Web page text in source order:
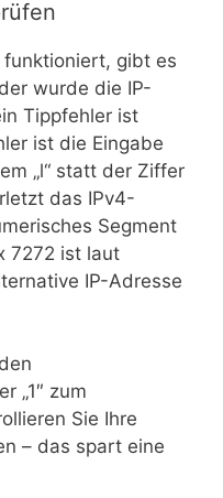
gibt es
wurde die IP-
Tippfehler ist
ist die Eingabe
„l“ statt der Ziffer
das IPv4-
Segment
7272 ist laut
IP-Adresse
„1″ zum
Sie Ihre
– das spart eine